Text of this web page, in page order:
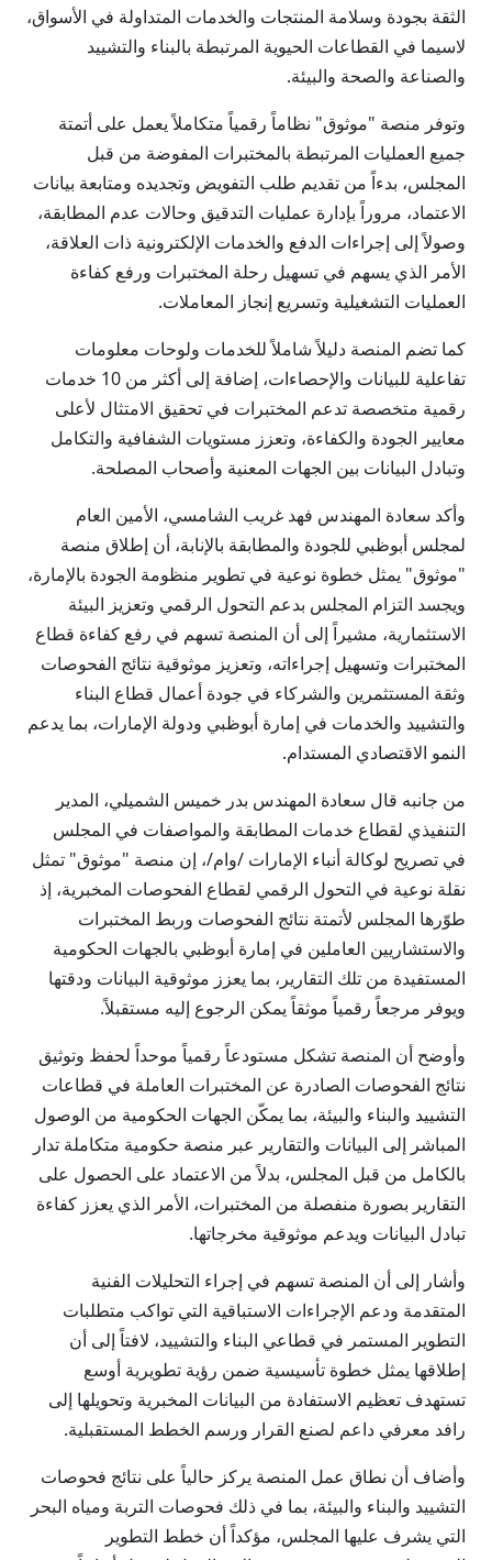
الثقة بجودة وسلامة المنتجات والخدمات المتداولة في الأسواق،
لاسيما في القطاعات الحيوية المرتبطة بالبناء والتشييد
والصناعة والصحة والبيئة.
وتوفر منصة "موثوق" نظاماً رقمياً متكاملاً يعمل على أتمتة
جميع العمليات المرتبطة بالمختبرات المفوضة من قبل
المجلس، بدءاً من تقديم طلب التفويض وتجديده ومتابعة بيانات
الاعتماد، مروراً بإدارة عمليات التدقيق وحالات عدم المطابقة،
وصولاً إلى إجراءات الدفع والخدمات الإلكترونية ذات العلاقة،
الأمر الذي يسهم في تسهيل رحلة المختبرات ورفع كفاءة
العمليات التشغيلية وتسريع إنجاز المعاملات.
كما تضم المنصة دليلاً شاملاً للخدمات ولوحات معلومات
تفاعلية للبيانات والإحصاءات، إضافة إلى أكثر من 10 خدمات
رقمية متخصصة تدعم المختبرات في تحقيق الامتثال لأعلى
معايير الجودة والكفاءة، وتعزز مستويات الشفافية والتكامل
وتبادل البيانات بين الجهات المعنية وأصحاب المصلحة.
وأكد سعادة المهندس فهد غريب الشامسي، الأمين العام
لمجلس أبوظبي للجودة والمطابقة بالإنابة، أن إطلاق منصة
"موثوق" يمثل خطوة نوعية في تطوير منظومة الجودة بالإمارة،
ويجسد التزام المجلس بدعم التحول الرقمي وتعزيز البيئة
الاستثمارية، مشيراً إلى أن المنصة تسهم في رفع كفاءة قطاع
المختبرات وتسهيل إجراءاته، وتعزيز موثوقية نتائج الفحوصات
وثقة المستثمرين والشركاء في جودة أعمال قطاع البناء
والتشييد والخدمات في إمارة أبوظبي ودولة الإمارات، بما يدعم
النمو الاقتصادي المستدام.
من جانبه قال سعادة المهندس بدر خميس الشميلي، المدير
التنفيذي لقطاع خدمات المطابقة والمواصفات في المجلس
في تصريح لوكالة أنباء الإمارات /وام/، إن منصة "موثوق" تمثل
نقلة نوعية في التحول الرقمي لقطاع الفحوصات المخبرية، إذ
طوّرها المجلس لأتمتة نتائج الفحوصات وربط المختبرات
والاستشاريين العاملين في إمارة أبوظبي بالجهات الحكومية
المستفيدة من تلك التقارير، بما يعزز موثوقية البيانات ودقتها
ويوفر مرجعاً رقمياً موثقاً يمكن الرجوع إليه مستقبلاً.
وأوضح أن المنصة تشكل مستودعاً رقمياً موحداً لحفظ وتوثيق
نتائج الفحوصات الصادرة عن المختبرات العاملة في قطاعات
التشييد والبناء والبيئة، بما يمكّن الجهات الحكومية من الوصول
المباشر إلى البيانات والتقارير عبر منصة حكومية متكاملة تدار
بالكامل من قبل المجلس، بدلاً من الاعتماد على الحصول على
التقارير بصورة منفصلة من المختبرات، الأمر الذي يعزز كفاءة
تبادل البيانات ويدعم موثوقية مخرجاتها.
وأشار إلى أن المنصة تسهم في إجراء التحليلات الفنية
المتقدمة ودعم الإجراءات الاستباقية التي تواكب متطلبات
التطوير المستمر في قطاعي البناء والتشييد، لافتاً إلى أن
إطلاقها يمثل خطوة تأسيسية ضمن رؤية تطويرية أوسع
تستهدف تعظيم الاستفادة من البيانات المخبرية وتحويلها إلى
رافد معرفي داعم لصنع القرار ورسم الخطط المستقبلية.
وأضاف أن نطاق عمل المنصة يركز حالياً على نتائج فحوصات
التشييد والبناء والبيئة، بما في ذلك فحوصات التربة ومياه البحر
التي يشرف عليها المجلس، مؤكداً أن خطط التطوير